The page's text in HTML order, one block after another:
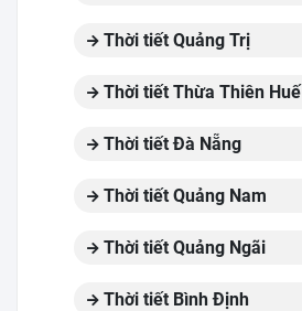
Thời tiết Quảng Trị
Thời tiết Thừa Thiên Huế
Thời tiết Đà Nẵng
Thời tiết Quảng Nam
Thời tiết Quảng Ngãi
Thời tiết Bình Định